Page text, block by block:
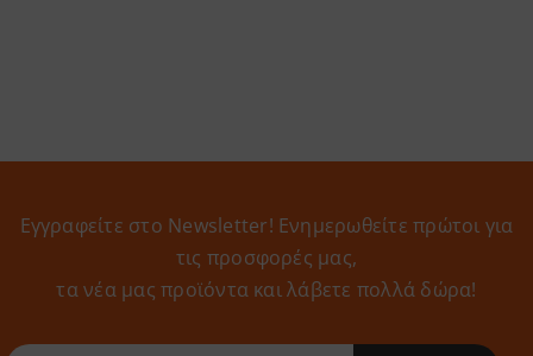
Εγγραφείτε στο Newsletter! Eνημερωθείτε πρώτοι για
τις προσφορές μας,
τα νέα μας προϊόντα και λάβετε πολλά δώρα!